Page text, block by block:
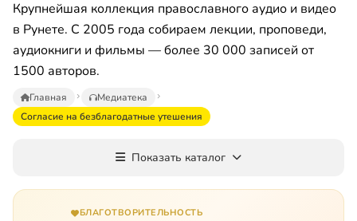
Крупнейшая коллекция православного аудио и видео
в Рунете. С 2005 года собираем лекции, проповеди,
аудиокниги и фильмы — более 30 000 записей от
1500 авторов.
Главная
Медиатека
Согласие на безблагодатные утешения
Показать каталог
БЛАГОТВОРИТЕЛЬНОСТЬ